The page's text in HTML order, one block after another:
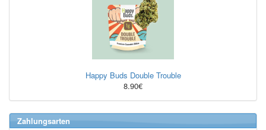
Happy Buds Double Trouble
8.90€
Zahlungsarten